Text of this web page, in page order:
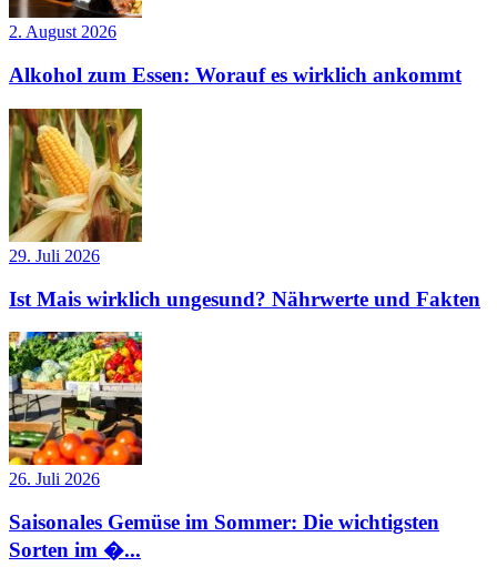
2. August 2026
Alkohol zum Essen: Worauf es wirklich ankommt
29. Juli 2026
Ist Mais wirklich ungesund? Nährwerte und Fakten
26. Juli 2026
Saisonales Gemüse im Sommer: Die wichtigsten
Sorten im �...